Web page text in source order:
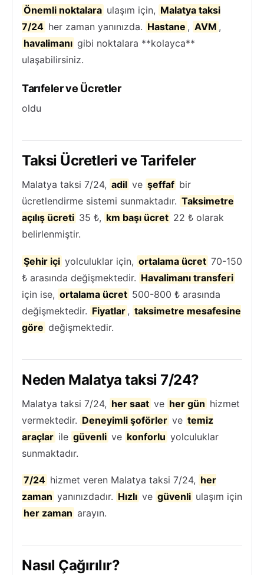
Önemli noktalara ulaşım için, Malatya taksi
7/24 her zaman yanınızda. Hastane , AVM ,
havalimanı gibi noktalara **kolayca**
ulaşabilirsiniz.
Tarıfeler ve Ücretler
oldu
Taksi Ücretleri ve Tarifeler
Malatya taksi 7/24, adil ve şeffaf bir
ücretlendirme sistemi sunmaktadır. Taksimetre
açılış ücreti 35 ₺, km başı ücret 22 ₺ olarak
belirlenmiştir.
Şehir içi yolculuklar için, ortalama ücret 70-150
₺ arasında değişmektedir. Havalimanı transferi
için ise, ortalama ücret 500-800 ₺ arasında
değişmektedir. Fiyatlar , taksimetre mesafesine
göre değişmektedir.
Neden Malatya taksi 7/24?
Malatya taksi 7/24, her saat ve her gün hizmet
vermektedir. Deneyimli şoförler ve temiz
araçlar ile güvenli ve konforlu yolculuklar
sunmaktadır.
7/24 hizmet veren Malatya taksi 7/24, her
zaman yanınızdadır. Hızlı ve güvenli ulaşım için
her zaman arayın.
Nasıl Çağırılır?